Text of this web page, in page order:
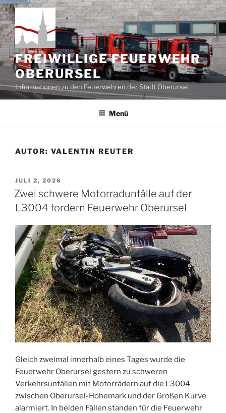
Zum
Inhalt
springen
FREIWILLIGE FEUERWEHR
OBERURSEL
Informationen zu den Feuerwehren der Stadt Oberursel
Menü
AUTOR: VALENTIN REUTER
VERÖFFENTLICHT
AM
JULI 2, 2026
Zwei schwere Motorradunfälle auf der
L3004 fordern Feuerwehr Oberursel
Gleich zweimal innerhalb eines Tages wurde die
Feuerwehr Oberursel gestern zu schweren
Verkehrsunfällen mit Motorrädern auf die L3004
zwischen Oberursel-Hohemark und der Großen Kurve
alarmiert. In beiden Fällen standen für die Feuerwehr